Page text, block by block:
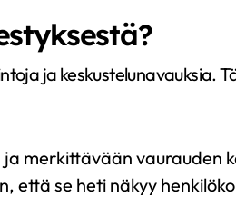
ja keskustelunavauksia.
merkittävään vaurauden
että se heti näkyy